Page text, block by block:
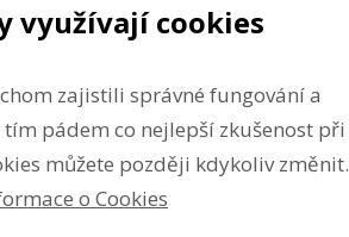
scrapbooking
výroba dekorací
Údržba
využívají cookies
zajistili správné fungování a
pádem co nejlepší zkušenost při
můžete později kdykoliv změnit.
o Cookies